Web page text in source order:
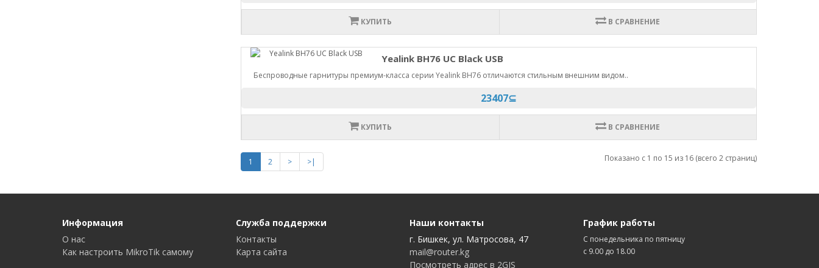
КУПИТЬ В СРАВНЕНИЕ
Yealink BH76 UC Black USB
Беспроводные гарнитуры премиум-класса серии Yealink BH76 отличаются стильным внешним видом..
23407⊆
КУПИТЬ В СРАВНЕНИЕ
1 2 > >| Показано с 1 по 15 из 16 (всего 2 страниц)
Информация
О нас
Как настроить MikroTik самому
Служба поддержки
Контакты
Карта сайта
Наши контакты
г. Бишкек, ул. Матросова, 47
mail@router.kg
Посмотреть адрес в 2GIS
График работы
С понедельника по пятницу
с 9.00 до 18.00